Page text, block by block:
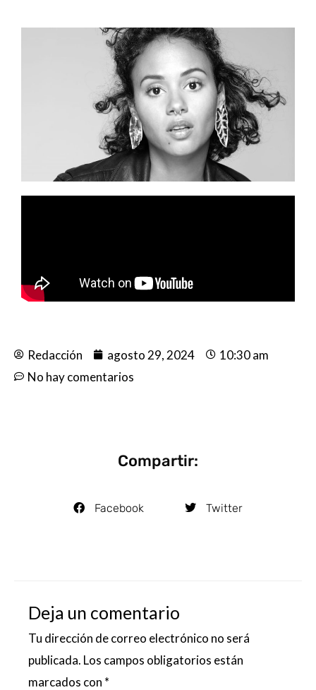
Redacción agosto 29, 2024
10:30 am
No hay comentarios
Compartir:
Facebook Twitter
Deja un comentario
Tu dirección de correo electrónico no será
publicada. Los campos obligatorios están
marcados con *